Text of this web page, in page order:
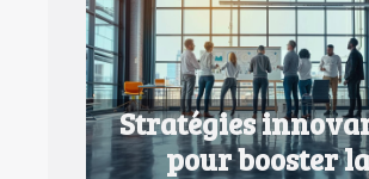
Stratégies
pour booster la